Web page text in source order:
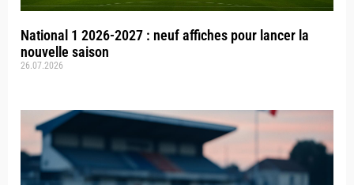
National 1 2026-2027 : neuf affiches pour lancer la
nouvelle saison
26.07.2026